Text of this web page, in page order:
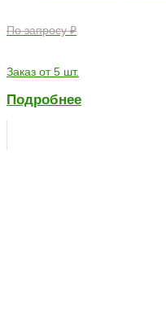
По запросу ₽
Заказ от 5 шт.
Подробнее